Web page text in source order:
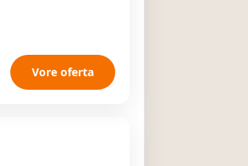
Vore oferta